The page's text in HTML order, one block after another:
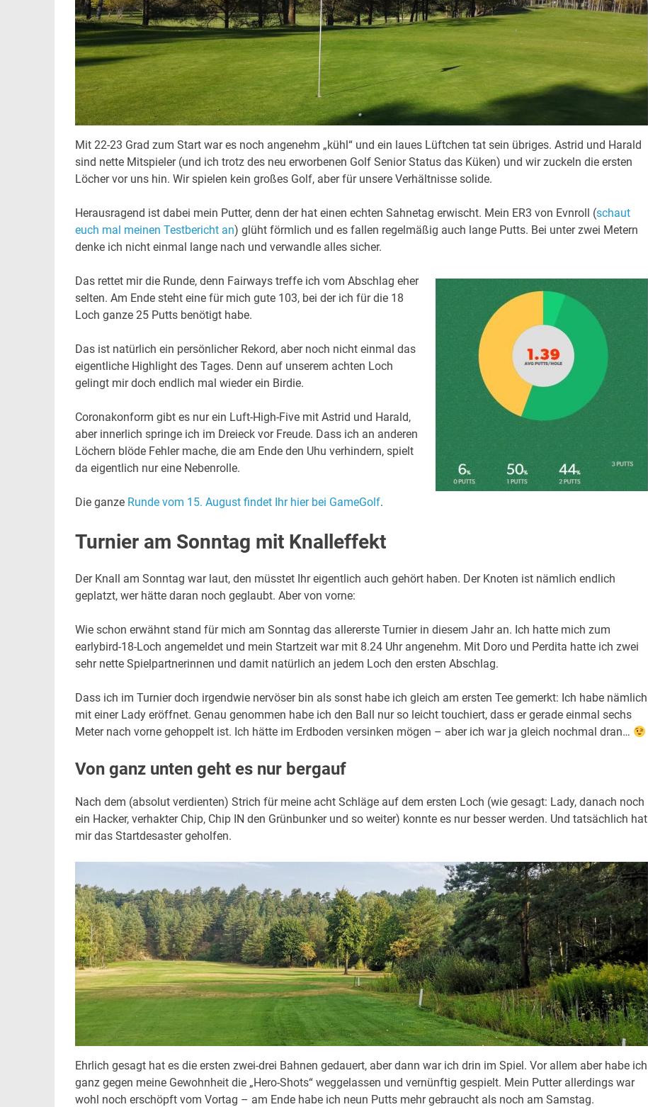
Mit 22-23 Grad zum Start war es noch angenehm „kühl“ und ein laues Lüftchen tat sein übriges. Astrid und Harald
sind nette Mitspieler (und ich trotz des neu erworbenen Golf Senior Status das Küken) und wir zuckeln die ersten
Löcher vor uns hin. Wir spielen kein großes Golf, aber für unsere Verhältnisse solide.
Herausragend ist dabei mein Putter, denn der hat einen echten Sahnetag erwischt. Mein ER3 von Evnroll (schaut
euch mal meinen Testbericht an) glüht förmlich und es fallen regelmäßig auch lange Putts. Bei unter zwei Metern
denke ich nicht einmal lange nach und verwandle alles sicher.
Das rettet mir die Runde, denn Fairways treffe ich vom Abschlag eher
selten. Am Ende steht eine für mich gute 103, bei der ich für die 18
Loch ganze 25 Putts benötigt habe.
Das ist natürlich ein persönlicher Rekord, aber noch nicht einmal das
eigentliche Highlight des Tages. Denn auf unserem achten Loch
gelingt mir doch endlich mal wieder ein Birdie.
Coronakonform gibt es nur ein Luft-High-Five mit Astrid und Harald,
aber innerlich springe ich im Dreieck vor Freude. Dass ich an anderen
Löchern blöde Fehler mache, die am Ende den Uhu verhindern, spielt
da eigentlich nur eine Nebenrolle.
Die ganze Runde vom 15. August findet Ihr hier bei GameGolf.
Turnier am Sonntag mit Knalleffekt
Der Knall am Sonntag war laut, den müsstet Ihr eigentlich auch gehört haben. Der Knoten ist nämlich endlich
geplatzt, wer hätte daran noch geglaubt. Aber von vorne:
Wie schon erwähnt stand für mich am Sonntag das allererste Turnier in diesem Jahr an. Ich hatte mich zum
earlybird-18-Loch angemeldet und mein Startzeit war mit 8.24 Uhr angenehm. Mit Doro und Perdita hatte ich zwei
sehr nette Spielpartnerinnen und damit natürlich an jedem Loch den ersten Abschlag.
Dass ich im Turnier doch irgendwie nervöser bin als sonst habe ich gleich am ersten Tee gemerkt: Ich habe nämlich
mit einer Lady eröffnet. Genau genommen habe ich den Ball nur so leicht touchiert, dass er gerade einmal sechs
Meter nach vorne gehoppelt ist. Ich hätte im Erdboden versinken mögen – aber ich war ja gleich nochmal dran…
Von ganz unten geht es nur bergauf
Nach dem (absolut verdienten) Strich für meine acht Schläge auf dem ersten Loch (wie gesagt: Lady, danach noch
ein Hacker, verhakter Chip, Chip IN den Grünbunker und so weiter) konnte es nur besser werden. Und tatsächlich hat
mir das Startdesaster geholfen.
Ehrlich gesagt hat es die ersten zwei-drei Bahnen gedauert, aber dann war ich drin im Spiel. Vor allem aber habe ich
ganz gegen meine Gewohnheit die „Hero-Shots“ weggelassen und vernünftig gespielt. Mein Putter allerdings war
wohl noch erschöpft vom Vortag – am Ende habe ich neun Putts mehr gebraucht als noch am Samstag.